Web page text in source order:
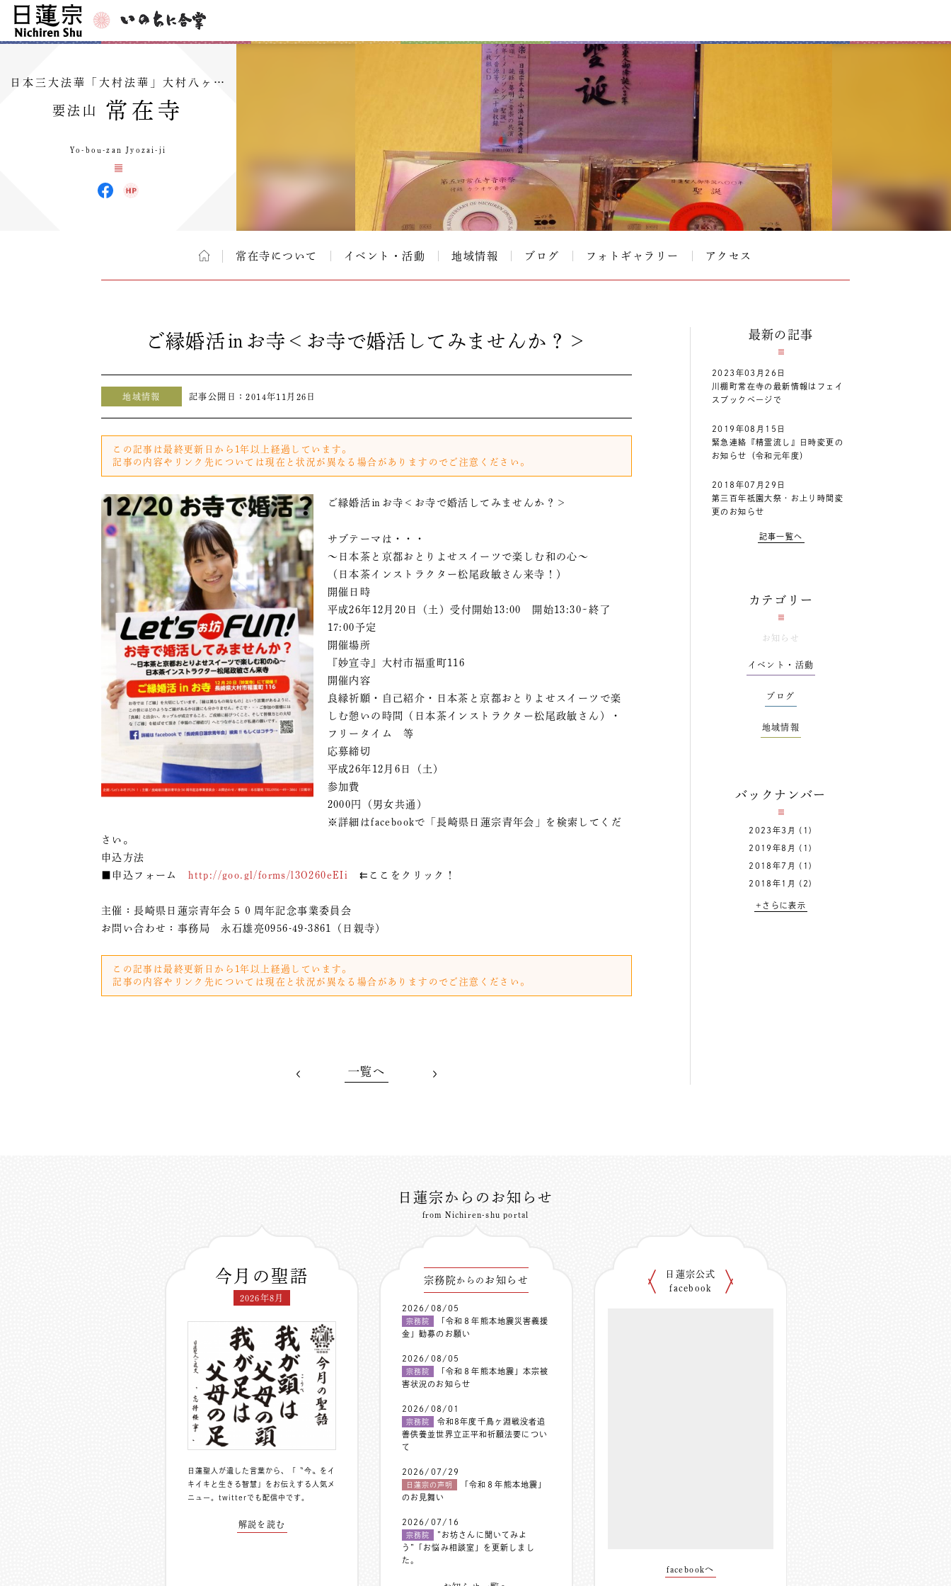
日本三大法華「大村法華」大村八ヶ…
要法山 常在寺
Yo-bou-zan Jyozai-ji
常在寺について イベント・活動 地域情報 ブログ フォトギャラリー アクセス
ご縁婚活㏌お寺＜お寺で婚活してみませんか？＞
地域情報 記事公開日：2014年11月26日
この記事は最終更新日から1年以上経過しています。
記事の内容やリンク先については現在と状況が異なる場合がありますのでご注意ください。
ご縁婚活㏌お寺＜お寺で婚活してみませんか？＞
サブテーマは・・・
～日本茶と京都おとりよせスイーツで楽しむ和の心～
（日本茶インストラクター松尾政敏さん来寺！）
開催日時
平成26年12月20日（土）受付開始13:00 開始13:30~終了
17:00予定
開催場所
『妙宣寺』大村市福重町116
開催内容
良縁祈願・自己紹介・日本茶と京都おとりよせスイーツで楽
しむ憩いの時間（日本茶インストラクター松尾政敏さん）・
フリータイム 等
応募締切
平成26年12月6日（土）
参加費
2000円（男女共通）
※詳細はfacebookで「長崎県日蓮宗青年会」を検索してくだ
さい。
申込方法
■申込フォームhttp://goo.gl/forms/l3O260eEIi ⇇ここをクリック！
主催：長崎県日蓮宗青年会５０周年記念事業委員会
お問い合わせ：事務局 永石雄亮0956-49-3861（日親寺）
この記事は最終更新日から1年以上経過しています。
記事の内容やリンク先については現在と状況が異なる場合がありますのでご注意ください。
一覧へ
最新の記事
2023年03月26日
川棚町常在寺の最新情報はフェイ
スブックページで
2019年08月15日
緊急連絡『精霊流し』日時変更の
お知らせ（令和元年度）
2018年07月29日
第三百年祇園大祭・お上り時間変
更のお知らせ
記事一覧へ
カテゴリー
お知らせ
イベント・活動
ブログ
地域情報
バックナンバー
2023年3月 (1)
2019年8月 (1)
2018年7月 (1)
2018年1月 (2)
+さらに表示
日蓮宗からのお知らせ
from Nichiren-shu portal
今月の聖語
2026年8月
日蓮聖人が遺した言葉から、「〝今〟をイ
キイキと生きる智慧」をお伝えする人気メ
ニュー。 twitterでも配信中 です。
解説を読む
宗務院からの お知らせ
2026/08/05
宗務院
「令和８年熊本地震災害義援
金」勧募のお願い
2026/08/05
宗務院
「令和８年熊本地震」本宗被
害状況のお知らせ
2026/08/01
宗務院
令和8年度千鳥ヶ淵戦没者追
善供養並世界立正平和祈願法要につい
て
2026/07/29
日蓮宗の声明
「令和８年熊本地震」
のお見舞い
2026/07/16
宗務院
”お坊さんに聞いてみよ
う”「お悩み相談室」を更新しまし
た。
日蓮宗公式
facebook
facebookへ